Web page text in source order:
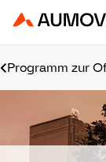
Aumovio -
Programm zur